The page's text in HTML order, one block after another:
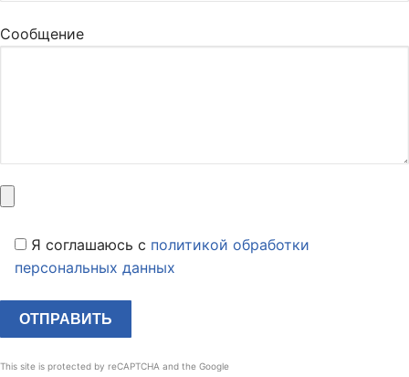
Сообщение
Я соглашаюсь c политикой обработки
персональных данных
This site is protected by reCAPTCHA and the Google